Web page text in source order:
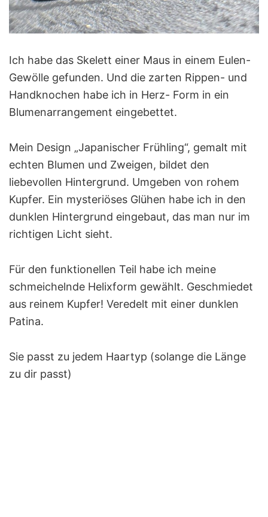
Ich habe das Skelett einer Maus in einem Eulen-
Gewölle gefunden. Und die zarten Rippen- und
Handknochen habe ich in Herz- Form in ein
Blumenarrangement eingebettet.
Mein Design „Japanischer Frühling“, gemalt mit
echten Blumen und Zweigen, bildet den
liebevollen Hintergrund. Umgeben von rohem
Kupfer. Ein mysteriöses Glühen habe ich in den
dunklen Hintergrund eingebaut, das man nur im
richtigen Licht sieht.
Für den funktionellen Teil habe ich meine
schmeichelnde Helixform gewählt. Geschmiedet
aus reinem Kupfer! Veredelt mit einer dunklen
Patina.
Sie passt zu jedem Haartyp (solange die Länge
zu dir passt)